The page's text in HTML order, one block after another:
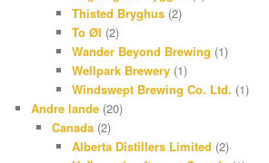
Thisted Bryghus (2)
To Øl (2)
Wander Beyond Brewing (1)
Wellpark Brewery (1)
Windswept Brewing Co. Ltd. (1)
Andre lande (20)
Canada(2)
Alberta Distillers Limited (2)